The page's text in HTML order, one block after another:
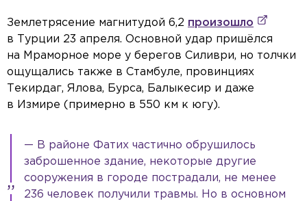
Землетрясение магнитудой 6,2 произошло
в Турции 23 апреля. Основной удар пришёлся
на Мраморное море у берегов Силиври, но толчки
ощущались также в Стамбуле, провинциях
Текирдаг, Ялова, Бурса, Балыкесир и даже
в Измире (примерно в 550 км к югу).
— В районе Фатих частично обрушилось
заброшенное здание, некоторые другие
сооружения в городе пострадали, не менее
236 человек получили травмы. Но в основном